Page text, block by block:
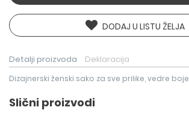
DODAJ U LISTU ŽELJA
Detalji proizvoda Deklaracija
Dizajnerski ženski sako za sve prilike, vedre boje
Slični proizvodi